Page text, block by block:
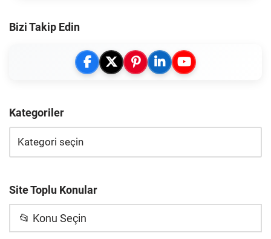
Bizi Takip Edin
Kategoriler
Site Toplu Konular
📂 Konu Seçin